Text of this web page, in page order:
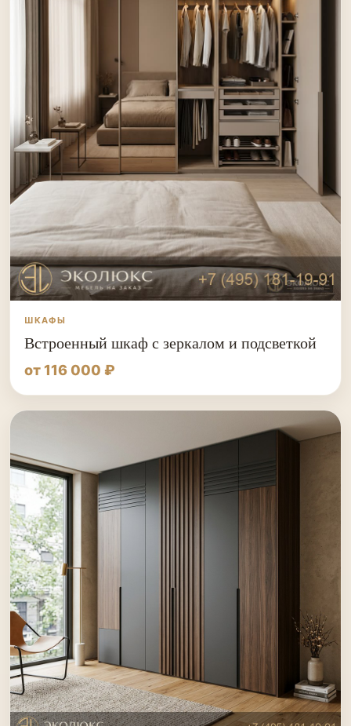
ШКАФЫ
Встроенный шкаф с зеркалом и подсветкой
от 116 000 ₽